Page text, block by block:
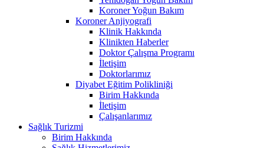
Koroner Yoğun Bakım
Koroner Anjiyografi
Klinik Hakkında
Klinikten Haberler
Doktor Çalışma Programı
İletişim
Doktorlarımız
Diyabet Eğitim Polikliniği
Birim Hakkında
İletişim
Çalışanlarımız
Sağlık Turizmi
Birim Hakkında